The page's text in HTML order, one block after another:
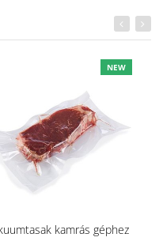
NEW
kamrás géphez